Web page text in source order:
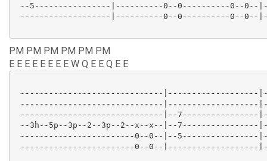
--5----------------|----------0--0----------0--0--
-------------------|----------0--0----------0--0--
PM PM PM PM PM PM
E E E E E E E E W Q E E Q E E
------------------------------|-------------------
------------------------------|-------------------
------------------------------|--7----------------
--3h--5p--3p--2--3p--2--x--x--|--7----------------
------------------------0--0--|--5----------------|--
------------------------0--0--|-------------------